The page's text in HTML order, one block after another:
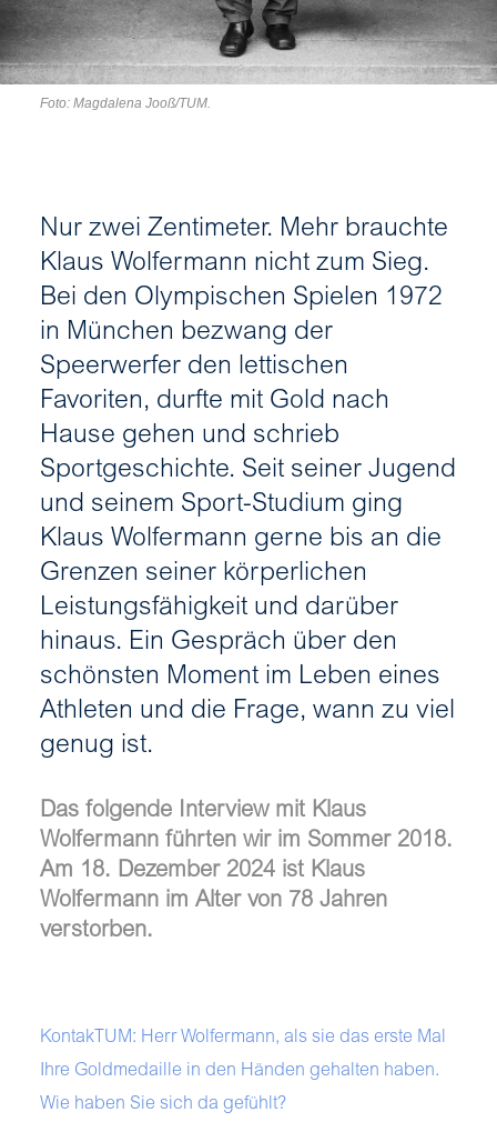
Foto: Magdalena Jooß/TUM.
Nur zwei Zentimeter. Mehr brauchte
Klaus Wolfermann nicht zum Sieg.
Bei den Olympischen Spielen 1972
in München bezwang der
Speerwerfer den lettischen
Favoriten, durfte mit Gold nach
Hause gehen und schrieb
Sportgeschichte. Seit seiner Jugend
und seinem Sport-Studium ging
Klaus Wolfermann gerne bis an die
Grenzen seiner körperlichen
Leistungsfähigkeit und darüber
hinaus. Ein Gespräch über den
schönsten Moment im Leben eines
Athleten und die Frage, wann zu viel
genug ist.
Das folgende Interview mit Klaus
Wolfermann führten wir im Sommer 2018.
Am 18. Dezember 2024 ist Klaus
Wolfermann im Alter von 78 Jahren
verstorben.
KontakTUM: Herr Wolfermann, als sie das erste Mal
Ihre Goldmedaille in den Händen gehalten haben.
Wie haben Sie sich da gefühlt?